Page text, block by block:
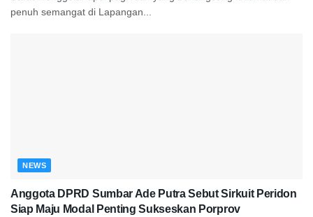
penuh semangat di Lapangan...
NEWS
Anggota DPRD Sumbar Ade Putra Sebut Sirkuit Peridon
Siap Maju Modal Penting Sukseskan Porprov